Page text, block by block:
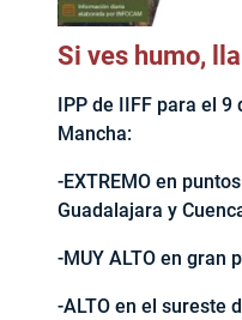
Si ves humo,
IPP de IIFF para el
Mancha:
-EXTREMO en
Guadalajara y
-MUY ALTO en gran
-ALTO en el sureste